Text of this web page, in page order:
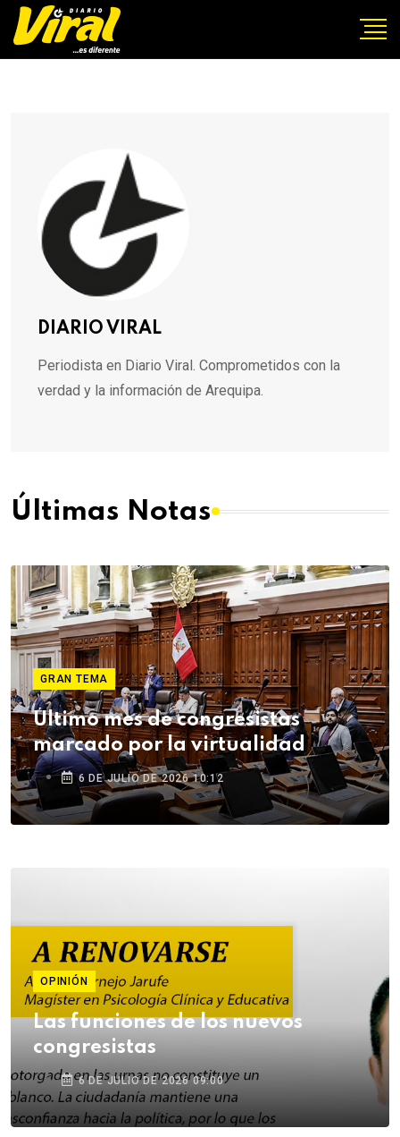
DIARIO VIRAL
Periodista en Diario Viral. Comprometidos con la
verdad y la información de Arequipa.
Últimas Notas
GRAN TEMA
Último mes de congresistas
marcado por la virtualidad
6 DE JULIO DE 2026 10:12
OPINIÓN
Las funciones de los nuevos
congresistas
6 DE JULIO DE 2026 09:00